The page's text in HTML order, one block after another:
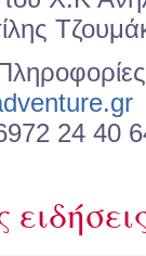
24 40